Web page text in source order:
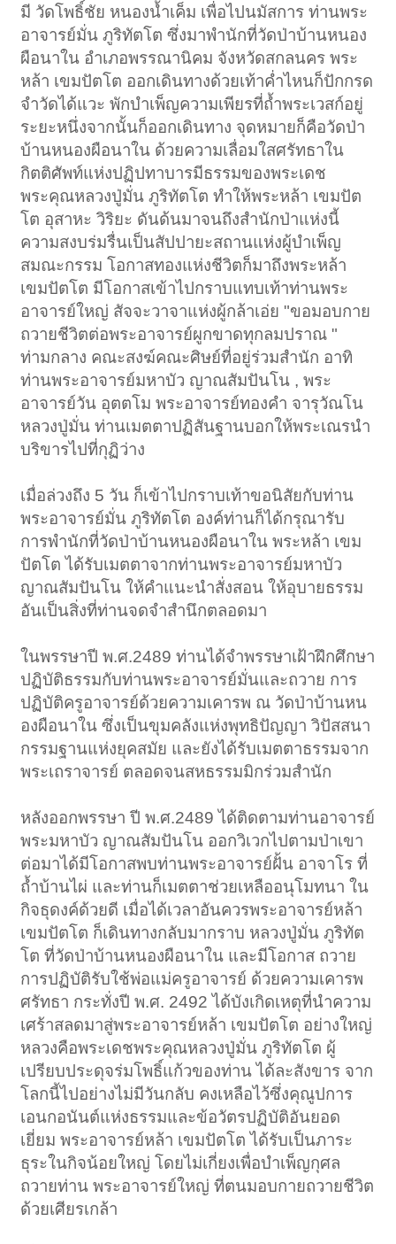
มี วัดโพธิ์ชัย หนองน้ำเค็ม เพื่อไปนมัสการ ท่านพระ
อาจารย์มั่น ภูริทัตโต ซึ่งมาพำนักที่วัดป่าบ้านหนอง
ผือนาใน อำเภอพรรณานิคม จังหวัดสกลนคร พระ
หล้า เขมปัตโต ออกเดินทางด้วยเท้าค่ำไหนก็ปักกรด
จำวัดได้แวะ พักบำเพ็ญความเพียรที่ถ้ำพระเวสก์อยู่
ระยะหนึ่งจากนั้นก็ออกเดินทาง จุดหมายก็คือวัดป่า
บ้านหนองผือนาใน ด้วยความเลื่อมใสศรัทธาใน
กิตติศัพท์แห่งปฏิปทาบารมีธรรมของพระเดช
พระคุณหลวงปู่มั่น ภูริทัตโต ทำให้พระหล้า เขมปัต
โต อุสาหะ วิริยะ ดันด้นมาจนถึงสำนักป่าแห่งนี้
ความสงบร่มรื่นเป็นสัปปายะสถานแห่งผู้บำเพ็ญ
สมณะกรรม โอกาสทองแห่งชีวิตก็มาถึงพระหล้า
เขมปัตโต มีโอกาสเข้าไปกราบแทบเท้าท่านพระ
อาจารย์ใหญ่ สัจจะวาจาแห่งผู้กล้าเอ่ย "ขอมอบกาย
ถวายชีวิตต่อพระอาจารย์ผูกขาดทุกลมปราณ "
ท่ามกลาง คณะสงฆ์คณะศิษย์ที่อยู่ร่วมสำนัก อาทิ
ท่านพระอาจารย์มหาบัว ญาณสัมปันโน , พระ
อาจารย์วัน อุตตโม พระอาจารย์ทองคำ จารุวัณโน
หลวงปู่มั่น ท่านเมตตาปฏิสันฐานบอกให้พระเณรนำ
บริขารไปที่กุฏิว่าง
เมื่อล่วงถึง 5 วัน ก็เข้าไปกราบเท้าขอนิสัยกับท่าน
พระอาจารย์มั่น ภูริทัตโต องค์ท่านก็ได้กรุณารับ
การพำนักที่วัดป่าบ้านหนองผือนาใน พระหล้า เขม
ปัตโต ได้รับเมตตาจากท่านพระอาจารย์มหาบัว
ญาณสัมปันโน ให้คำแนะนำสั่งสอน ให้อุบายธรรม
อันเป็นสิ่งที่ท่านจดจำสำนึกตลอดมา
ในพรรษาปี พ.ศ.2489 ท่านได้จำพรรษาเฝ้าฝึกศึกษา
ปฏิบัติธรรมกับท่านพระอาจารย์มั่นและถวาย การ
ปฏิบัติครูอาจารย์ด้วยความเคารพ ณ วัดป่าบ้านหน
องผือนาใน ซึ่งเป็นขุมคลังแห่งพุทธิปัญญา วิปัสสนา
กรรมฐานแห่งยุคสมัย และยังได้รับเมตตาธรรมจาก
พระเถราจารย์ ตลอดจนสหธรรมมิกร่วมสำนัก
หลังออกพรรษา ปี พ.ศ.2489 ได้ติดตามท่านอาจารย์
พระมหาบัว ญาณสัมปันโน ออกวิเวกไปตามป่าเขา
ต่อมาได้มีโอกาสพบท่านพระอาจารย์ฝั้น อาจาโร ที่
ถ้ำบ้านไผ่ และท่านก็เมตตาช่วยเหลืออนุโมทนา ใน
กิจธุดงค์ด้วยดี เมื่อได้เวลาอันควรพระอาจารย์หล้า
เขมปัตโต ก็เดินทางกลับมากราบ หลวงปู่มั่น ภูริทัต
โต ที่วัดป่าบ้านหนองผือนาใน และมีโอกาส ถวาย
การปฏิบัติรับใช้พ่อแม่ครูอาจารย์ ด้วยความเคารพ
ศรัทธา กระทั่งปี พ.ศ. 2492 ได้บังเกิดเหตุที่นำความ
เศร้าสลดมาสู่พระอาจารย์หล้า เขมปัตโต อย่างใหญ่
หลวงคือพระเดชพระคุณหลวงปู่มั่น ภูริทัตโต ผู้
เปรียบประดุจร่มโพธิ์แก้วของท่าน ได้ละสังขาร จาก
โลกนี้ไปอย่างไม่มีวันกลับ คงเหลือไว้ซึ่งคุณูปการ
เอนกอนันต์แห่งธรรมและข้อวัตรปฏิบัติอันยอด
เยี่ยม พระอาจารย์หล้า เขมปัตโต ได้รับเป็นภาระ
ธุระในกิจน้อยใหญ่ โดยไม่เกี่ยงเพื่อบำเพ็ญกุศล
ถวายท่าน พระอาจารย์ใหญ่ ที่ตนมอบกายถวายชีวิต
ด้วยเศียรเกล้า